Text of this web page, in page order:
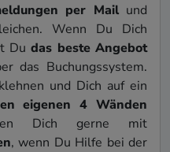
per Mailund
Wenn Du Dich
Dudas beste Angebot
das Buchungs­system.
und Dich auf ein
eigenen 4 Wänden
Dich gerne mit
, wenn Du Hilfe bei der